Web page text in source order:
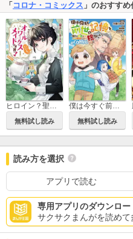
「 コロナ・コミックス 」のおすすめ
ヒロイン？聖女？いいえ、オールワークスメイドです（誇）！＠COMIC
無料試し読み
僕は今すぐ前世の記憶を捨てたい。～憧れの田舎は人外魔境でした～@COMIC
無料試し読み
読み方を選択
アプリで読む
専用アプリのダウンロー
サクサクまんがを読めて